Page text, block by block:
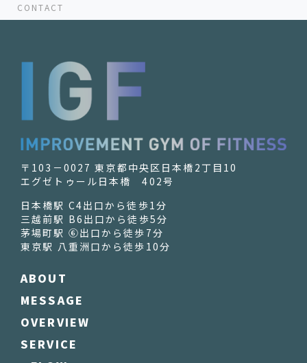
CONTACT
〒103－0027 東京都中央区日本橋2丁目10
エグゼトゥール日本橋 402号
日本橋駅 C4出口から徒歩1分
三越前駅 B6出口から徒歩5分
茅場町駅 ⑥出口から徒歩7分
東京駅 八重洲口から徒歩10分
ABOUT
MESSAGE
OVERVIEW
SERVICE